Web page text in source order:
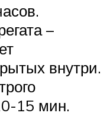
–
внутри.
15 мин.